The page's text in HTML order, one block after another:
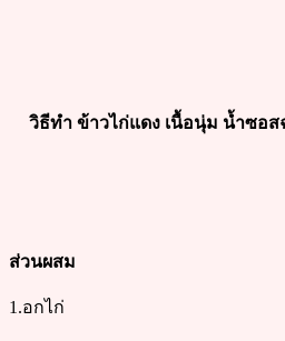
วิธีทำ ข้าวไก่แดง เนื้อนุ่ม น้ำซอส
ส่วนผสม
1.อกไก่